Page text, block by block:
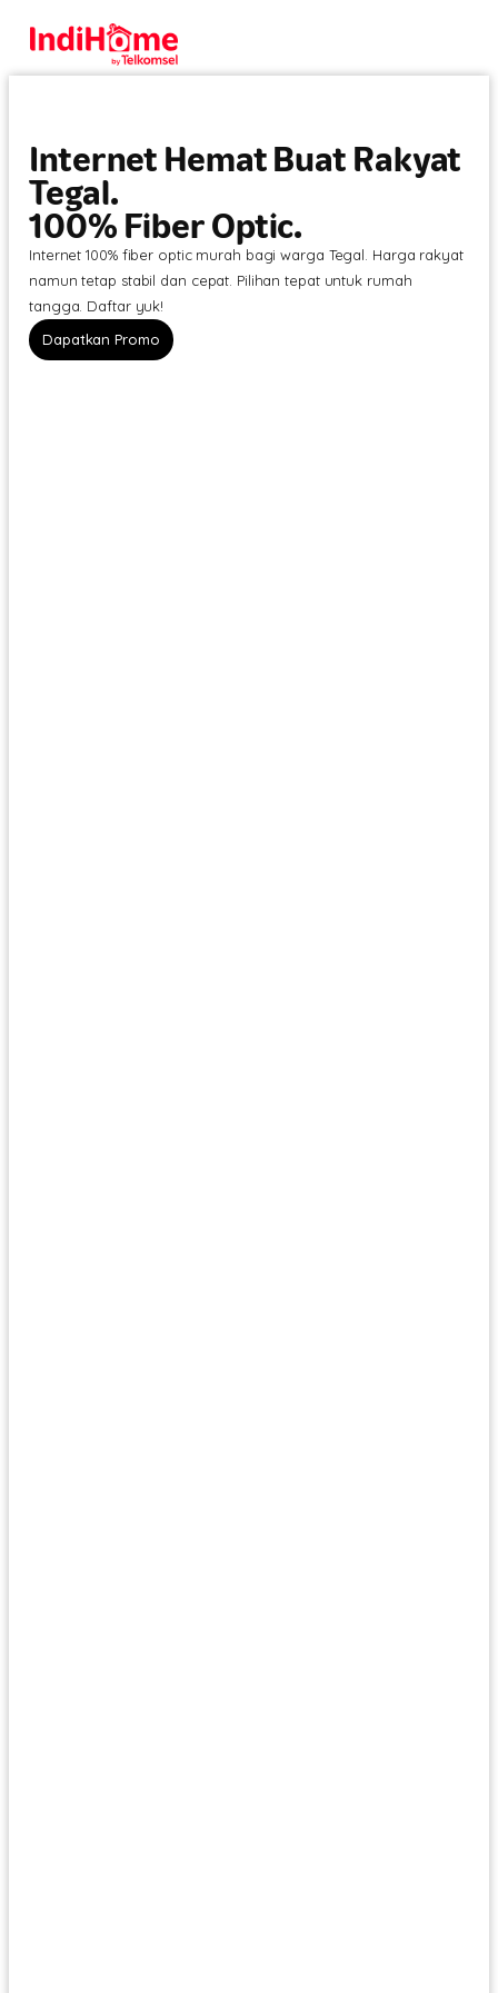
Internet Hemat Buat Rakyat
Tegal.
100% Fiber Optic.
Internet 100% fiber optic murah bagi warga Tegal. Harga rakyat
namun tetap stabil dan cepat. Pilihan tepat untuk rumah
tangga. Daftar yuk!
Dapatkan Promo